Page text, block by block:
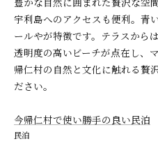
宇利島へのアクセスも便利。青
ールやが特徴です。テラスから
透明度の高いビーチが点在し、
帰仁村の自然と文化に触れる贅
ださい。
今帰仁村で使い勝手の良い民泊
民泊